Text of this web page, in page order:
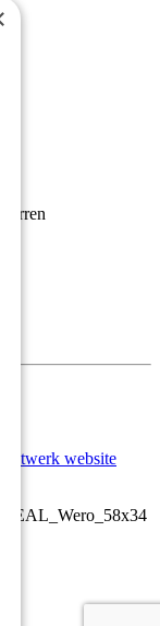
Maatwerk website